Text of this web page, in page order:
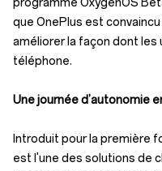
programme OxygenOS
que OnePlus est
améliorer la façon dont
téléphone.
Une journée d’autonomie
Introduit pour la première
est l'une des solutions de